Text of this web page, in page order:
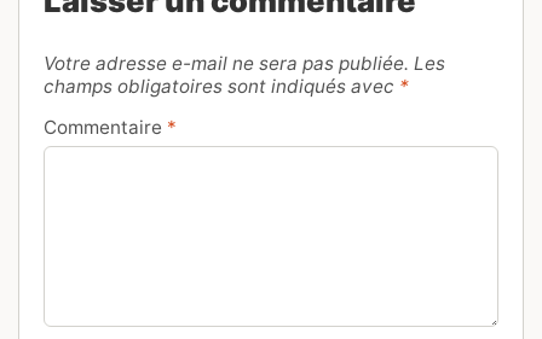
Votre adresse e-mail ne sera pas publiée. Les
champs obligatoires sont indiqués avec *
Commentaire *